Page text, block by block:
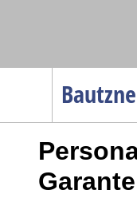
Menüpunkte
Politik
Gesellschaft